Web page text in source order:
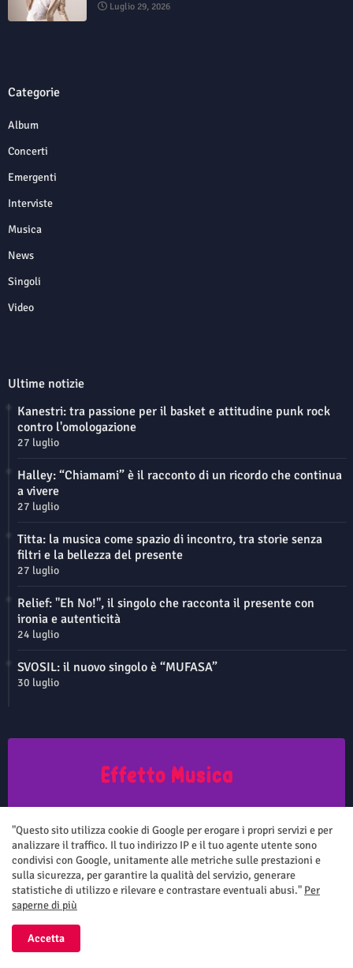
Luglio 29, 2026
Categorie
Album
Concerti
Emergenti
Interviste
Musica
News
Singoli
Video
Ultime notizie
Kanestri: tra passione per il basket e attitudine punk rock
contro l'omologazione
27 luglio
Halley: “Chiamami” è il racconto di un ricordo che continua
a vivere
27 luglio
Titta: la musica come spazio di incontro, tra storie senza
filtri e la bellezza del presente
27 luglio
Relief: "Eh No!", il singolo che racconta il presente con
ironia e autenticità
24 luglio
SVOSIL: il nuovo singolo è “MUFASA”
30 luglio
aggiornato senza nessuna periodicità. Non può pertanto considerarsi
un prodotto editoriale ai sensi della legge n.62 del 7.03.2001
Home
"Questo sito utilizza cookie di Google per erogare i propri servizi e per
analizzare il traffico. Il tuo indirizzo IP e il tuo agente utente sono
condivisi con Google, unitamente alle metriche sulle prestazioni e
sulla sicurezza, per garantire la qualità del servizio, generare
statistiche di utilizzo e rilevare e contrastare eventuali abusi." Per
saperne di più
Accetta